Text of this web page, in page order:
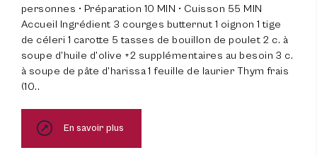
personnes • Préparation 10 MIN • Cuisson 55 MIN
Accueil Ingrédient 3 courges butternut 1 oignon 1 tige
de céleri 1 carotte 5 tasses de bouillon de poulet 2 c. à
soupe d’huile d’olive +2 supplémentaires au besoin 3 c.
à soupe de pâte d’harissa 1 feuille de laurier Thym frais
(10..
En savoir plus